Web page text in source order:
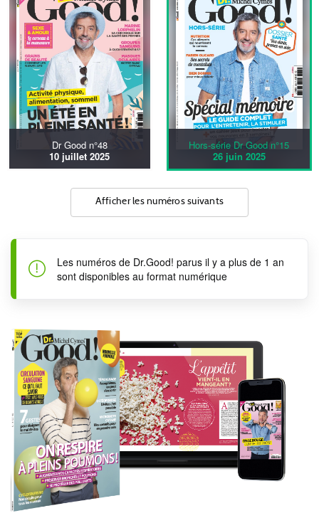
Dr Good n°48
10 juillet 2025
Hors-série Dr Good n°15
26 juin 2025
Afficher les numéros suivants
Les numéros de Dr.Good! parus il y a plus de 1 an
sont disponibles au format numérique